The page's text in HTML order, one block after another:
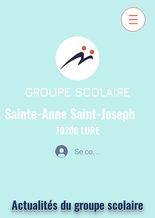
GROUPE SCOLAIRE
Sainte-Anne Saint-Joseph
70200 LURE
Se connecter
Actualités du groupe scolaire